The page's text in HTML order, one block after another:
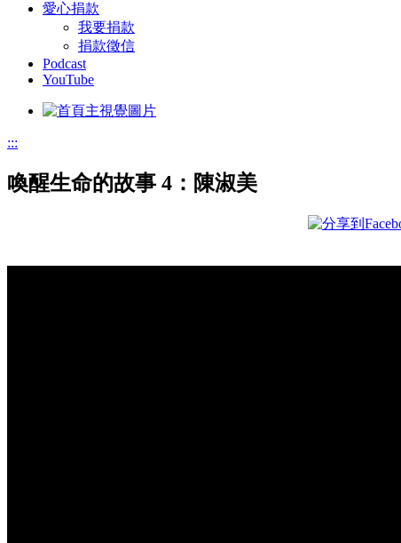
愛心捐款
我要捐款
捐款徵信
Podcast
YouTube
:::
喚醒生命的故事 4：陳淑美